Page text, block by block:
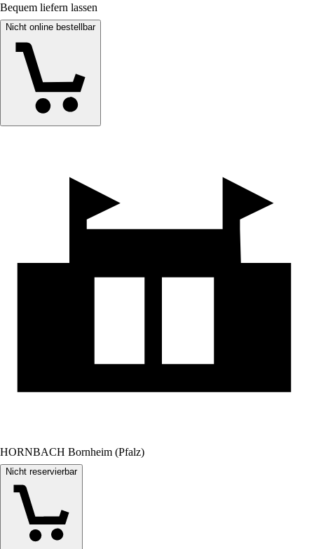
Bequem liefern lassen
Nicht online bestellbar
HORNBACH Bornheim (Pfalz)
Nicht reservierbar